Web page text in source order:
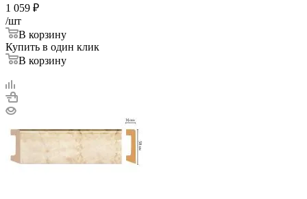
1 059 ₽
/шт
В корзину
Купить в один клик
В корзину